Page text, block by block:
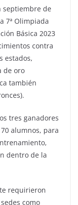
septiembre de
7ª Olimpiada
Básica 2023
contra
estados,
de oro
también
tres ganadores
alumnos, para
dentro de la
requirieron
como